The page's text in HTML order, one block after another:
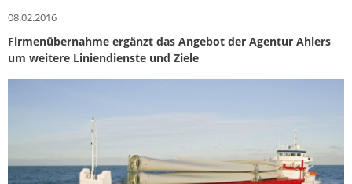
08.02.2016
Firmenübernahme ergänzt das Angebot der Agentur Ahlers
um weitere Liniendienste und Ziele